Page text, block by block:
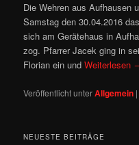
Die Wehren aus Aufhausen
Samstag den 30.04.2016
sich am Gerätehaus in
zog. Pfarrer Jacek ging in
Florian ein undWeiterlesen
Veröffentlicht unterAllgemein
NEUESTE BEITRÄGE